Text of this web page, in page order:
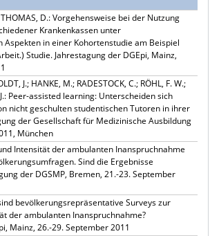
THOMAS, D.: Vorgehensweise bei der Nutzung
Krankenkassen unter
Aspekten in einer Kohortenstudie am Beispiel
Studie. Jahrestagung der DGEpi, Mainz,
J.; HANKE, M.; RADESTOCK, C.; RÖHL, F. W.;
J.: Peer-assisted learning: Unterscheiden sich
nicht geschulten studentischen Tutoren in ihrer
der Gesellschaft für Medizinische Ausbildung
München
Intensität der ambulanten Inanspruchnahme
Sind die Ergebnisse
der DGSMP, Bremen, 21.-23. September
bevölkerungsrepräsentative Surveys zur
der ambulanten Inanspruchnahme?
Mainz, 26.-29. September 2011